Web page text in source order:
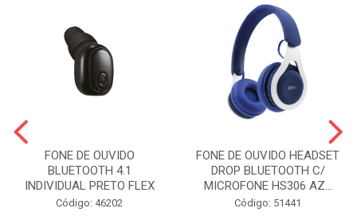
FONE DE OUVIDO
BLUETOOTH 4.1
INDIVIDUAL PRETO FLEX
Código: 46202
FONE DE OUVIDO HEADSET
DROP BLUETOOTH C/
MICROFONE HS306 AZ...
Código: 51441